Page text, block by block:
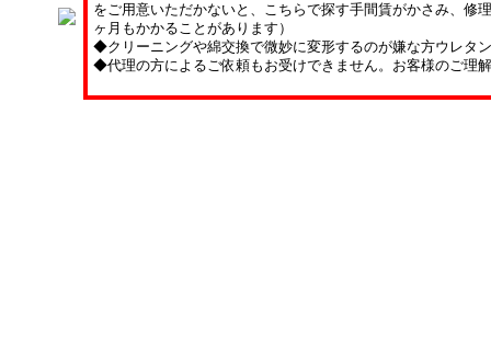
をご用意いただかないと、こちらで探す手間賃がかさみ、修
ヶ月もかかることがあります）
◆クリーニングや綿交換で微妙に変形するのが嫌な方ウレタ
◆代理の方によるご依頼もお受けできません。お客様のご理